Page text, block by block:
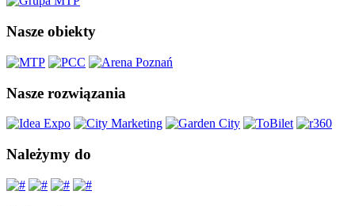
Nasze obiekty
Nasze rozwiązania
Należymy do